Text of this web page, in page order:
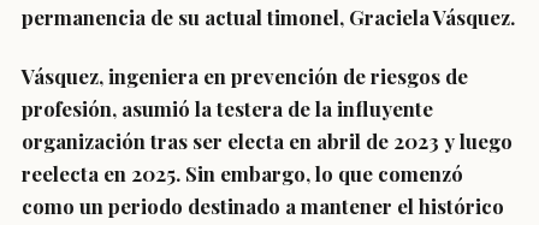
permanencia de su actual timonel, Graciela Vásquez.
Vásquez, ingeniera en prevención de riesgos de
profesión, asumió la testera de la influyente
organización tras ser electa en abril de 2023 y luego
reelecta en 2025. Sin embargo, lo que comenzó
como un periodo destinado a mantener el histórico